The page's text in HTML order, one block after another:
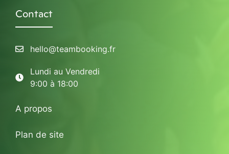
Contact
hello@teambooking.fr
Lundi au Vendredi
9:00 à 18:00
A propos
Plan de site